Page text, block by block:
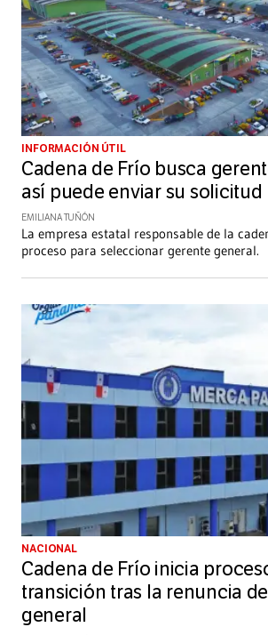
INFORMACIÓN ÚTIL
Cadena de Frío busca
así puede enviar su solicitud
EMILIANA TUÑÓN
La empresa estatal responsable de la
proceso para seleccionar gerente general.
NACIONAL
Cadena de Frío inicia
transición tras la renuncia
general